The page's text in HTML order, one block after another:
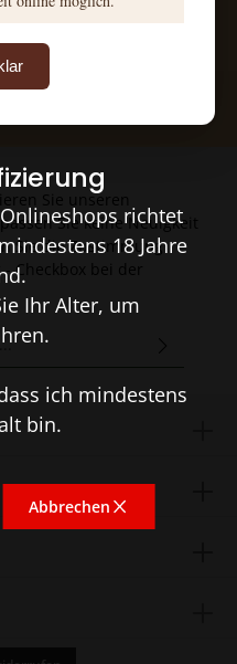
richtet
18 Jahre
Ihr Alter, um
ich mindestens
bin.
Abbrechen
Sie unseren
Sie keine Neuigkeit
Sie die Zustimmung
Checkbox bei der
einverstanden.